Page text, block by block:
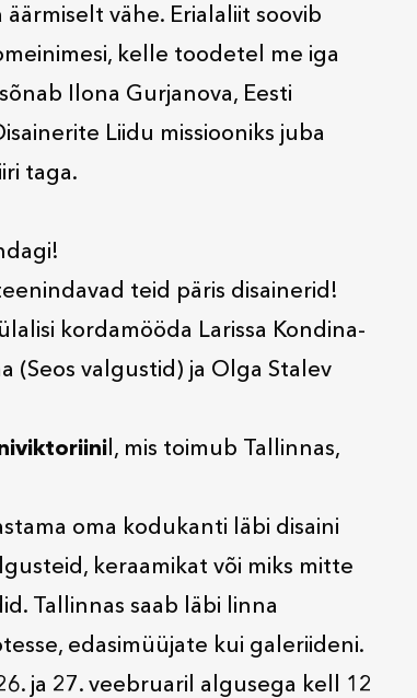
vähe. Erialaliit soovib
kelle toodetel me iga
Ilona Gurjanova, Eesti
Liidu missiooniks juba
taga.
teid päris disainerid!
kordamööda Larissa Kondina-
(Seos valgustid) ja Olga Stalev
l, mis toimub Tallinnas,
oma kodukanti läbi disaini
keraamikat või miks mitte
Tallinnas saab läbi linna
edasimüüjate kui galeriideni.
ja 27. veebruaril algusega kell 12